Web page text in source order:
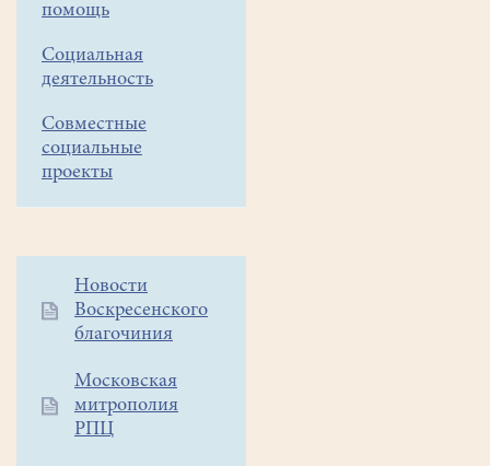
помощь
Социальная
деятельность
Совместные
социальные
проекты
Дополнительное
меню
Новости
Воскресенского
благочиния
Московская
митрополия
РПЦ